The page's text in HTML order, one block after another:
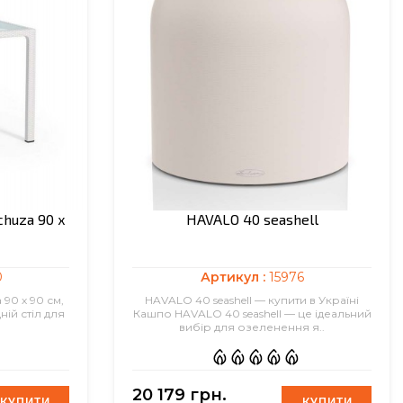
90 х
90 х 90 см,
стіл для
HAVALO 40 seashell
Артикул : 15976
HAVALO 40 seashell — купити в Україні
Кашпо HAVALO 40 seashell — це ідеальний
вибір для озеленення я..
20 179 грн.